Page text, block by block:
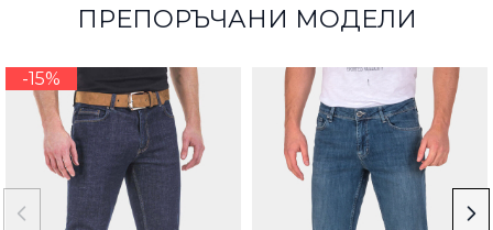
ПРЕПОРЪЧАНИ МОДЕЛИ
-15%